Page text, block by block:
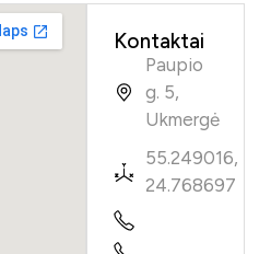
Kontaktai
Paupio
g. 5,
Ukmergė
55.249016,
24.768697